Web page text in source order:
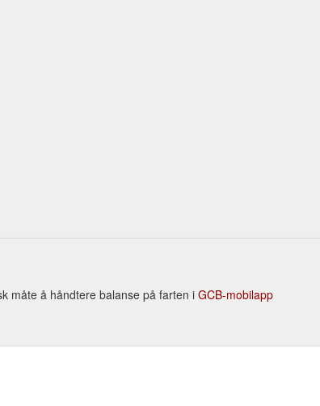
måte å håndtere balanse på farten i GCB-mobilapp